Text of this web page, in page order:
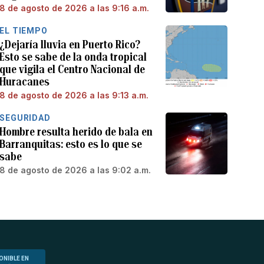
8 de agosto de 2026 a las 9:16 a.m.
EL TIEMPO
¿Dejaría lluvia en Puerto Rico?
Esto se sabe de la onda tropical
que vigila el Centro Nacional de
Huracanes
8 de agosto de 2026 a las 9:13 a.m.
SEGURIDAD
Hombre resulta herido de bala en
Barranquitas: esto es lo que se
sabe
8 de agosto de 2026 a las 9:02 a.m.
EN